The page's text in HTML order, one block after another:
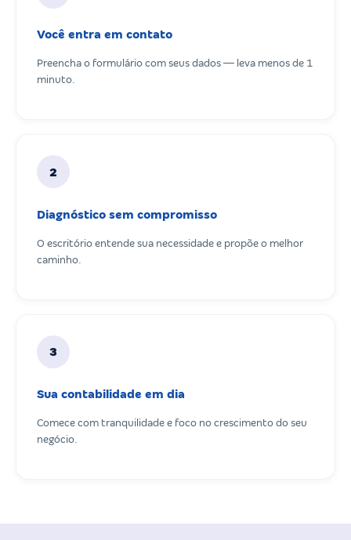
Você entra em contato
Preencha o formulário com seus dados — leva menos de 1
minuto.
2
Diagnóstico sem compromisso
O escritório entende sua necessidade e propõe o melhor
caminho.
3
Sua contabilidade em dia
Comece com tranquilidade e foco no crescimento do seu
negócio.